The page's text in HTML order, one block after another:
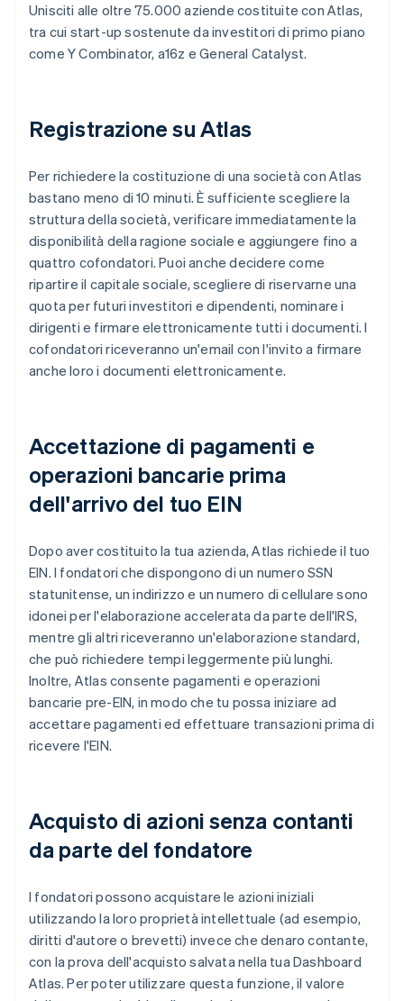
Unisciti alle oltre 75.000 aziende costituite con Atlas,
tra cui start-up sostenute da investitori di primo piano
come Y Combinator, a16z e General Catalyst.
Registrazione su Atlas
Per richiedere la costituzione di una società con Atlas
bastano meno di 10 minuti. È sufficiente scegliere la
struttura della società, verificare immediatamente la
disponibilità della ragione sociale e aggiungere fino a
quattro cofondatori. Puoi anche decidere come
ripartire il capitale sociale, scegliere di riservarne una
quota per futuri investitori e dipendenti, nominare i
dirigenti e firmare elettronicamente tutti i documenti. I
cofondatori riceveranno un'email con l'invito a firmare
anche loro i documenti elettronicamente.
Accettazione di pagamenti e
operazioni bancarie prima
dell'arrivo del tuo EIN
Dopo aver costituito la tua azienda, Atlas richiede il tuo
EIN. I fondatori che dispongono di un numero SSN
statunitense, un indirizzo e un numero di cellulare sono
idonei per l'elaborazione accelerata da parte dell'IRS,
mentre gli altri riceveranno un'elaborazione standard,
che può richiedere tempi leggermente più lunghi.
Inoltre, Atlas consente pagamenti e operazioni
bancarie pre-EIN, in modo che tu possa iniziare ad
accettare pagamenti ed effettuare transazioni prima di
ricevere l'EIN.
Acquisto di azioni senza contanti
da parte del fondatore
I fondatori possono acquistare le azioni iniziali
utilizzando la loro proprietà intellettuale (ad esempio,
diritti d'autore o brevetti) invece che denaro contante,
con la prova dell'acquisto salvata nella tua Dashboard
Atlas. Per poter utilizzare questa funzione, il valore